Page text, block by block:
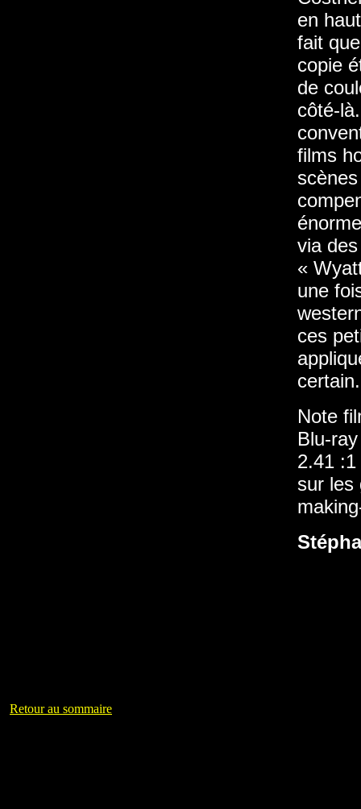
en
fait
copie
de
côté-
films
via
«
une
ces
certain.
Note
Blu-
2.41
sur les
Retour au sommaire